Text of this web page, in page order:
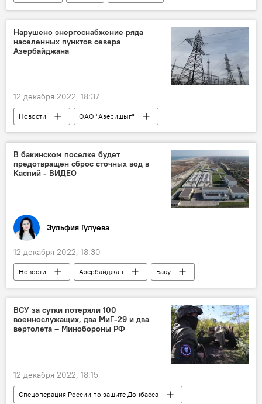
Россия
пересмотр
США
Эксперт
Нарушено энергоснабжение ряда
населенных пунктов севера
Азербайджана
12 декабря 2022, 18:37
Новости
ОАО "Азеришыг"
электроснабжение
Ярдымлы
Шамахы
Дашкесан
В бакинском поселке будет
предотвращен сброс сточных вод в
Каспий - ВИДЕО
Зульфия Гулуева
12 декабря 2022, 18:30
Новости Азербайджан
Баку
Канализация
Сточные воды
Общество
ВСУ за сутки потеряли 100
военнослужащих, два МиГ-29 и два
вертолета – Минобороны РФ
12 декабря 2022, 18:15
Спецоперация России по защите Донбасса